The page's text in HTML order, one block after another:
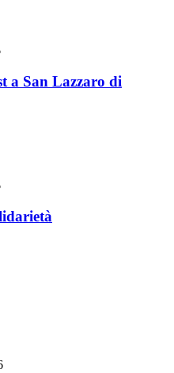
a San Lazzaro di